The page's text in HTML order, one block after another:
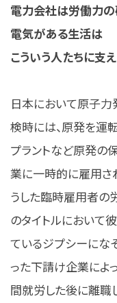
電力会社は労働力の
電気がある生活は
こういう人たちに支
日本において原子力
検時には、原発を運
プラントなど原発の
業に一時的に雇用さ
うした臨時雇用者の
のタイトルにおいて
ているジプシーにな
った下請け企業によ
間就労した後に離職